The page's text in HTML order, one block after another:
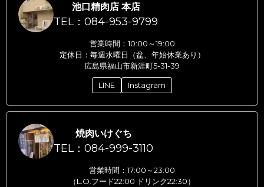
池口精肉店 本店
TEL：084-953-9799
営業時間：10:00～19:00
定休日：毎週水曜日（盆、年始休業あり）
広島県福山市新涯町5-31-39
LINE Instagram
焼肉いけぐち
TEL：084-999-3110
営業時間：17:00～23:00
（L.O.フード22:00 ドリンク22:30）